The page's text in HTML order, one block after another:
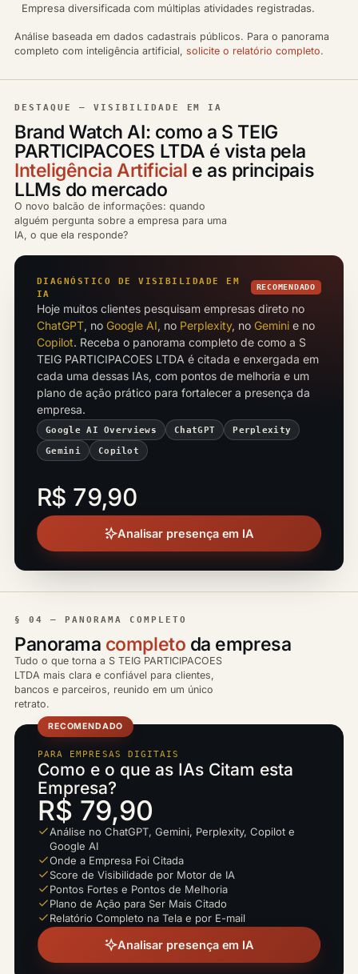
Empresa diversificada com múltiplas atividades registradas.
Análise baseada em dados cadastrais públicos. Para o panorama
completo com inteligência artificial, solicite o relatório completo.
DESTAQUE — VISIBILIDADE EM IA
Brand Watch AI: como a S TEIG
PARTICIPACOES LTDA é vista pela
Inteligência Artificial e as principais
LLMs do mercado
O novo balcão de informações: quando
alguém pergunta sobre a empresa para uma
IA, o que ela responde?
DIAGNÓSTICO DE VISIBILIDADE EM
IA
RECOMENDADO
Hoje muitos clientes pesquisam empresas direto no
ChatGPT, no Google AI, no Perplexity, no Gemini e no
Copilot. Receba o panorama completo de como a S
TEIG PARTICIPACOES LTDA é citada e enxergada em
cada uma dessas IAs, com pontos de melhoria e um
plano de ação prático para fortalecer a presença da
empresa.
Google AI Overviews ChatGPT Perplexity
Gemini Copilot
R$ 79,90
Analisar presença em IA
§ 04 — PANORAMA COMPLETO
Panorama completo da empresa
Tudo o que torna a S TEIG PARTICIPACOES
LTDA mais clara e confiável para clientes,
bancos e parceiros, reunido em um único
retrato.
RECOMENDADO
PARA EMPRESAS DIGITAIS
Como e o que as IAs Citam esta
Empresa?
R$ 79,90
Análise no ChatGPT, Gemini, Perplexity, Copilot e
Google AI
Onde a Empresa Foi Citada
Score de Visibilidade por Motor de IA
Pontos Fortes e Pontos de Melhoria
Plano de Ação para Ser Mais Citado
Relatório Completo na Tela e por E-mail
Analisar presença em IA